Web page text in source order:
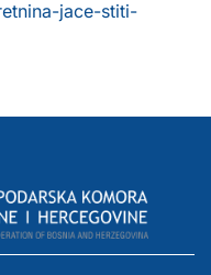
jace-stiti-